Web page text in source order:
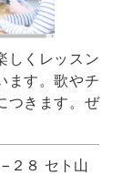
しくレッスン
ます。歌やチ
つきます。ぜ
２８ セト山